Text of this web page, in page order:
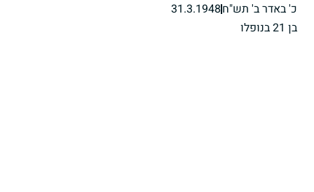
כ' באדר ב' תש"ח31.3.1948
בן 21 בנופלו